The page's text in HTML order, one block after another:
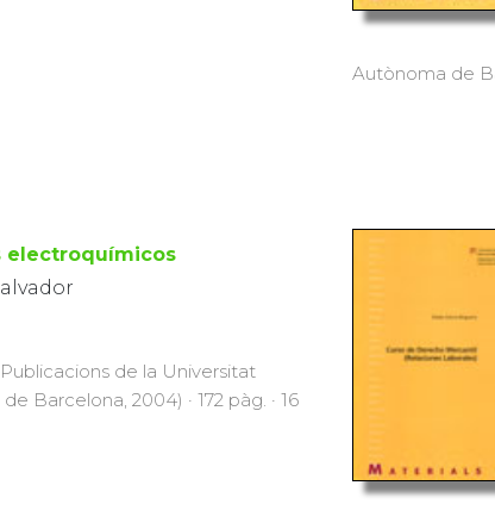
Autònoma de
electroquímicos
de la Universitat
Barcelona, 2004) · 172 pàg. · 16